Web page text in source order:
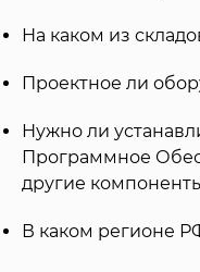
На каком из
Проектное ли
Нужно ли
Программное
другие
В каком регионе